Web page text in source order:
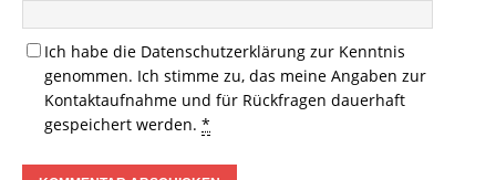
Ich habe die Datenschutzerklärung zur Kenntnis
genommen. Ich stimme zu, das meine Angaben zur
Kontaktaufnahme und für Rückfragen dauerhaft
gespeichert werden. *